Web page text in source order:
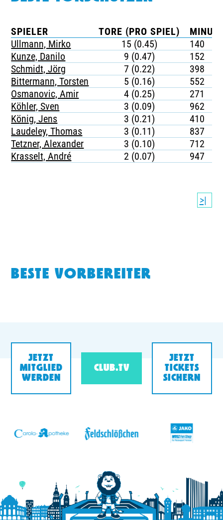
SPIELER TORE (PRO SPIEL)
Ullmann, Mirko
15 (0.45)
140
Kunze, Danilo
9 (0.47)
152
Schmidt, Jörg
7 (0.22)
398
Bittermann, Torsten
5 (0.16)
552
Osmanovic, Amir
4 (0.25)
271
Köhler, Sven
3 (0.09)
962
König, Jens
3 (0.21)
410
Laudeley, Thomas
3 (0.11)
837
Tetzner, Alexander
3 (0.10)
712
Krasselt, André
2 (0.07) 947
>|
BESTE VORBEREITER
JETZT
MITGLIED
WERDEN
CLUB.TV
JETZT
TICKETS
SICHERN